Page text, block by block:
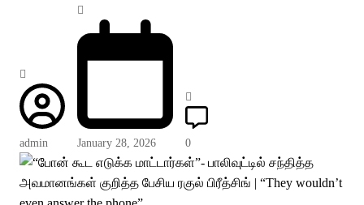
admin January 28, 2026 0